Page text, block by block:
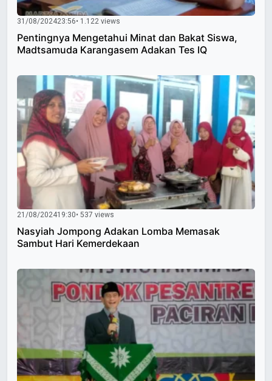
31/08/202423:56• 1.122 views
Pentingnya Mengetahui Minat dan Bakat Siswa,
Madtsamuda Karangasem Adakan Tes IQ
21/08/202419:30• 537 views
Nasyiah Jompong Adakan Lomba Memasak
Sambut Hari Kemerdekaan